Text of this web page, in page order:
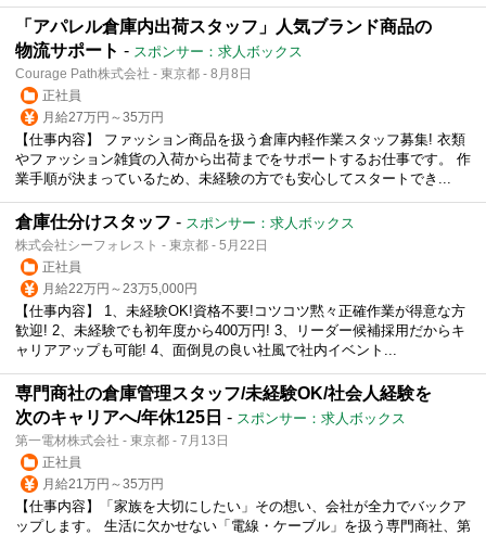
「アパレル倉庫内出荷スタッフ」人気ブランド商品の
物流サポート - スポンサー：求人ボックス
Courage Path株式会社 - 東京都 - 8月8日
正社員
月給27万円～35万円
【仕事内容】 ファッション商品を扱う倉庫内軽作業スタッフ募集! 衣類
やファッション雑貨の入荷から出荷までをサポートするお仕事です。 作
業手順が決まっているため、未経験の方でも安心してスタートでき...
倉庫仕分けスタッフ - スポンサー：求人ボックス
株式会社シーフォレスト - 東京都 - 5月22日
正社員
月給22万円～23万5,000円
【仕事内容】 1、未経験OK!資格不要!コツコツ黙々正確作業が得意な方
歓迎! 2、未経験でも初年度から400万円! 3、リーダー候補採用だからキ
ャリアアップも可能! 4、面倒見の良い社風で社内イベント...
専門商社の倉庫管理スタッフ/未経験OK/社会人経験を
次のキャリアへ/年休125日 - スポンサー：求人ボックス
第一電材株式会社 - 東京都 - 7月13日
正社員
月給21万円～35万円
【仕事内容】「家族を大切にしたい」その想い、会社が全力でバックア
ップします。 生活に欠かせない「電線・ケーブル」を扱う専門商社、第